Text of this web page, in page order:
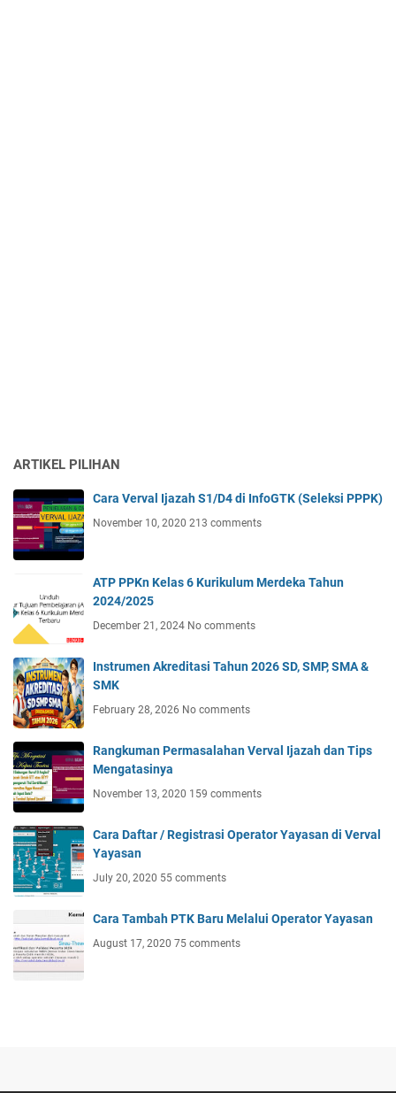
ARTIKEL PILIHAN
Cara Verval Ijazah S1/D4 di InfoGTK (Seleksi PPPK)
November 10, 2020 213 comments
ATP PPKn Kelas 6 Kurikulum Merdeka Tahun
2024/2025
December 21, 2024 No comments
Instrumen Akreditasi Tahun 2026 SD, SMP, SMA &
SMK
February 28, 2026 No comments
Rangkuman Permasalahan Verval Ijazah dan Tips
Mengatasinya
November 13, 2020 159 comments
Cara Daftar / Registrasi Operator Yayasan di Verval
Yayasan
July 20, 2020 55 comments
Cara Tambah PTK Baru Melalui Operator Yayasan
August 17, 2020 75 comments